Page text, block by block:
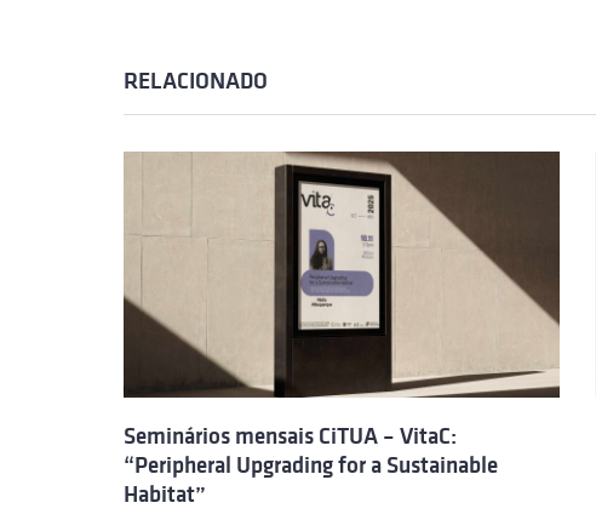
RELACIONADO
Seminários mensais CiTUA – VitaC:
“Peripheral Upgrading for a Sustainable
Habitat”